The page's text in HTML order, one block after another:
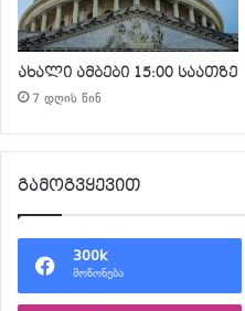
ახალი ამბები 15:00 საათზე
7 დღის წინ
გამოგვყევით
300k
მოწონება